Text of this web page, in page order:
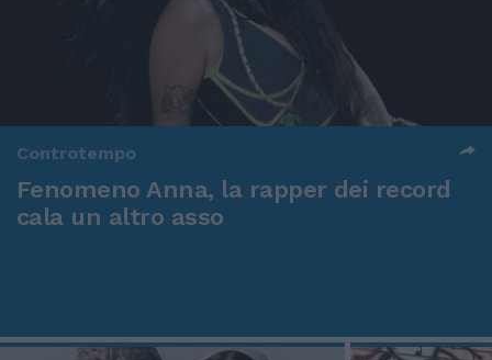
Controtempo
Fenomeno Anna, la rapper dei record
cala un altro asso